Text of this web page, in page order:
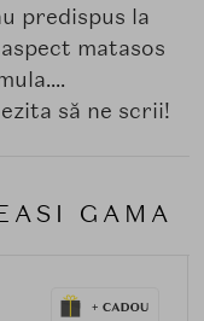
predispus la
matasos
să ne scrii!
GAMA